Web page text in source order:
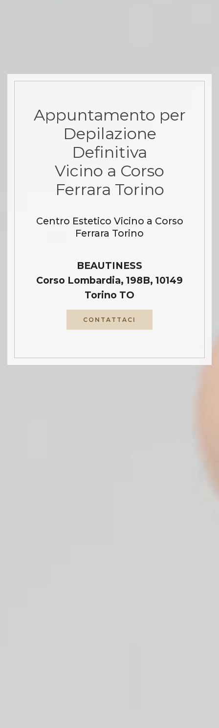
Appuntamento per
Depilazione
Definitiva
Vicino a Corso
Ferrara Torino
Centro Estetico Vicino a Corso
Ferrara Torino
BEAUTINESS
Corso Lombardia, 198B, 10149
Torino TO
CONTATTACI